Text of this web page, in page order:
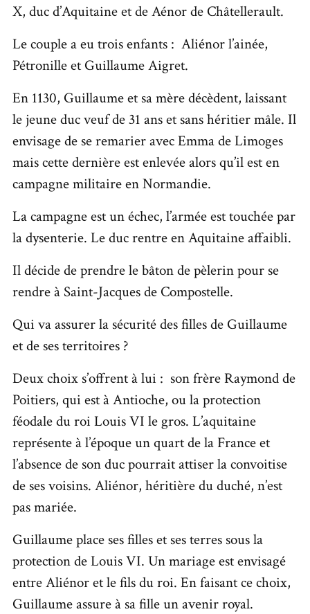
X, duc d’Aquitaine et de Aénor de Châtellerault.
Le couple a eu trois enfants : Aliénor l’ainée,
Pétronille et Guillaume Aigret.
En 1130, Guillaume et sa mère décèdent, laissant
le jeune duc veuf de 31 ans et sans héritier mâle. Il
envisage de se remarier avec Emma de Limoges
mais cette dernière est enlevée alors qu’il est en
campagne militaire en Normandie.
La campagne est un échec, l’armée est touchée par
la dysenterie. Le duc rentre en Aquitaine affaibli.
Il décide de prendre le bâton de pèlerin pour se
rendre à Saint-Jacques de Compostelle.
Qui va assurer la sécurité des filles de Guillaume
et de ses territoires ?
Deux choix s’offrent à lui : son frère Raymond de
Poitiers, qui est à Antioche, ou la protection
féodale du roi Louis VI le gros. L’aquitaine
représente à l’époque un quart de la France et
l’absence de son duc pourrait attiser la convoitise
de ses voisins. Aliénor, héritière du duché, n’est
pas mariée.
Guillaume place ses filles et ses terres sous la
protection de Louis VI. Un mariage est envisagé
entre Aliénor et le fils du roi. En faisant ce choix,
Guillaume assure à sa fille un avenir royal.